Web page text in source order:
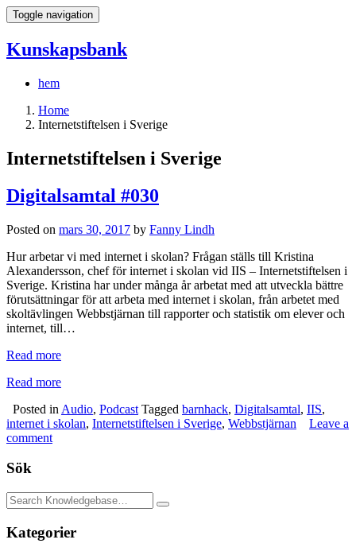
Toggle navigation
Kunskapsbank
hem
Home
Internetstiftelsen i Sverige
Internetstiftelsen i Sverige
Digitalsamtal #030
Posted on mars 30, 2017 by Fanny Lindh
Hur arbetar vi med internet i skolan? Frågan ställs till Kristina
Alexandersson, chef för internet i skolan vid IIS – Internetstiftelsen i
Sverige. Kristina har under många år arbetat med att utveckla bättre
förutsättningar för att arbeta med internet i skolan, från arbetet med
skoltävlingen Webbstjärnan till rapporter och statistik om elever och
internet, till…
Read more
Read more
Posted in Audio, Podcast Tagged barnhack, Digitalsamtal, IIS,
internet i skolan, Internetstiftelsen i Sverige, Webbstjärnan
Leave a
comment
Sök
Kategorier